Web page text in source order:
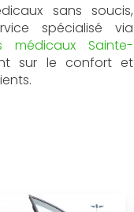
sans soucis,
spécialisé via
médicaux Sainte-
sur le confort et